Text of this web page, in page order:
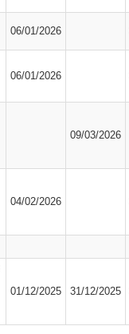
06/01/2026
06/01/2026
09/03/2026
04/02/2026
01/12/2025 31/12/2025